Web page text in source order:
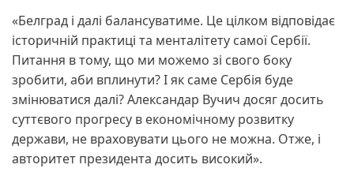
«Белград і далі балансуватиме. Це цілком відповідає
історичній практиці та менталітету самої Сербії.
Питання в тому, що ми можемо зі свого боку
зробити, аби вплинути? І як саме Сербія буде
змінюватися далі? Александар Вучич досяг досить
суттєвого прогресу в економічному розвитку
держави, не враховувати цього не можна. Отже, і
авторитет президента досить високий».